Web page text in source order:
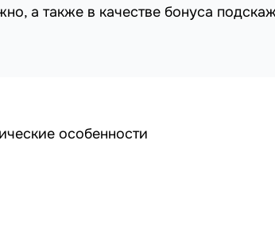
а также в качестве бонуса
особенности